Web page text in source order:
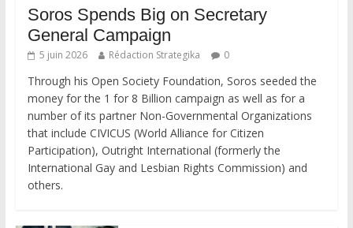
Soros Spends Big on Secretary
General Campaign
5 juin 2026 Rédaction Strategika 0
Through his Open Society Foundation, Soros seeded the
money for the 1 for 8 Billion campaign as well as for a
number of its partner Non-Governmental Organizations
that include CIVICUS (World Alliance for Citizen
Participation), Outright International (formerly the
International Gay and Lesbian Rights Commission) and
others.